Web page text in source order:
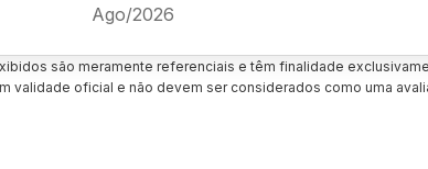
Ago/2026
são meramente referenciais e têm finalidade
validade oficial e não devem ser considerados como uma